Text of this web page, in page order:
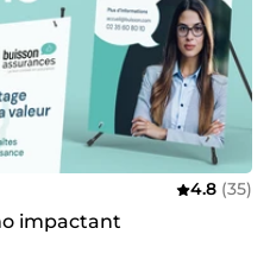
4.8 (35)
impactant